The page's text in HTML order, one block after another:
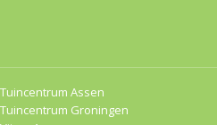
Tuincentrum Assen
Tuincentrum Groningen